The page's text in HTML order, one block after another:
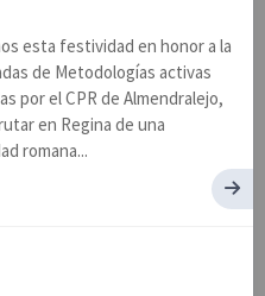
esta festividad en honor a la
de Metodologías activas
por el CPR de Almendralejo,
en Regina de una
romana...